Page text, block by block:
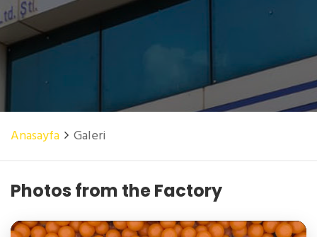
Anasayfa Galeri
Photos from the Factory